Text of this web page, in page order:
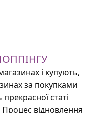
і купують,
за покупками
статі
відновлення